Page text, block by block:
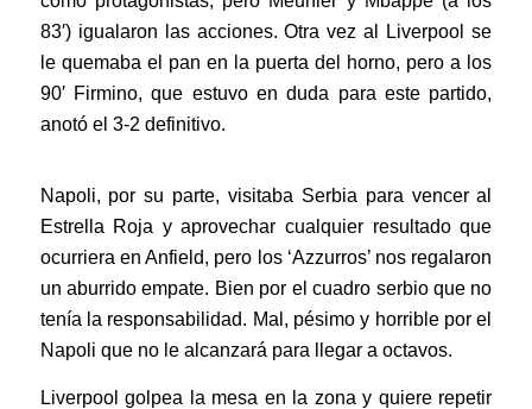
83′) igualaron las acciones. Otra vez al Liverpool se
le quemaba el pan en la puerta del horno, pero a los
90′ Firmino, que estuvo en duda para este partido,
anotó el 3-2 definitivo.
Napoli, por su parte, visitaba Serbia para vencer al
Estrella Roja y aprovechar cualquier resultado que
ocurriera en Anfield, pero los ‘Azzurros’ nos regalaron
un aburrido empate. Bien por el cuadro serbio que no
tenía la responsabilidad. Mal, pésimo y horrible por el
Napoli que no le alcanzará para llegar a octavos.
Liverpool golpea la mesa en la zona y quiere repetir